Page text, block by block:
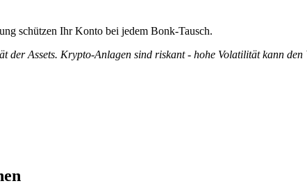
schützen Ihr Konto bei jedem Bonk-Tausch.
der Assets. Krypto-Anlagen sind riskant - hohe Volatilität kann den